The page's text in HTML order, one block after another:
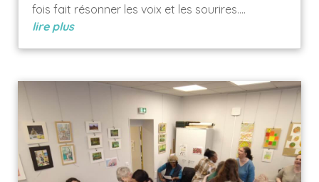
fois fait résonner les voix et les sourires....
lire plus